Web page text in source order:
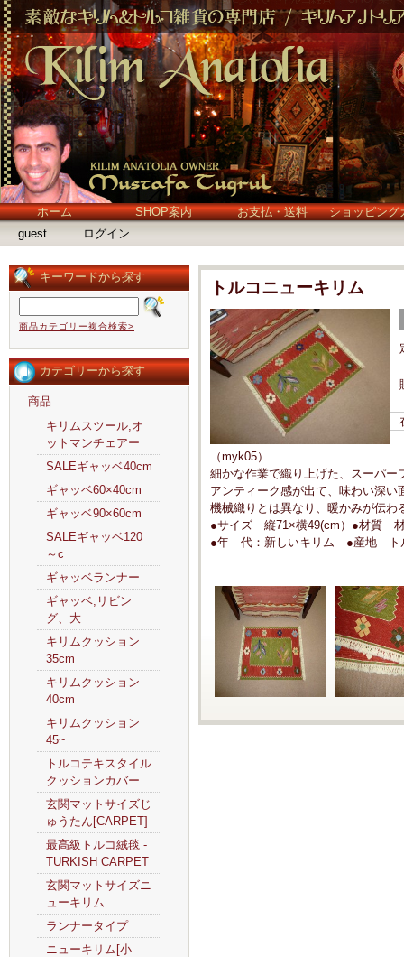
ホーム SHOP案内 お支払・送料
ショッピング
guest
ログイン
キーワードから探す
商品カテゴリー複合検索>
カテゴリーから探す
商品
キリムスツール,オ
ットマンチェアー
SALEギャッベ40cm
ギャッベ60×40cm
ギャッベ90×60cm
SALEギャッベ120
～c
ギャッベランナー
ギャッベ,リビン
グ、大
キリムクッション
35cm
キリムクッション
40cm
キリムクッション
45~
トルコテキスタイル
クッションカバー
玄関マットサイズじ
ゅうたん[CARPET]
最高級トルコ絨毯 -
TURKISH CARPET
玄関マットサイズニ
ューキリム
ランナータイプ
ニューキリム[小
トルコニューキリム
（myk05）
細かな作業で織り上げた、スーパ
アンティーク感が出て、味わい深
機械織りとは異なり、暖かみが伝わ
●サイズ 縦71×横49(cm）●材質
●年 代：新しいキリム ●産地 ト